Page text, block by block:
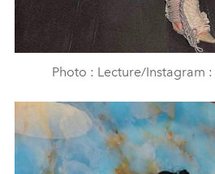
Photo : Lecture/Instagram